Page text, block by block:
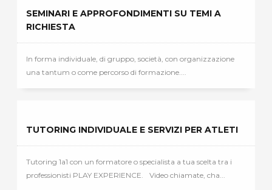
SEMINARI E APPROFONDIMENTI SU TEMI A
RICHIESTA
In forma individuale, di gruppo, società, con organizzazione
una tantum o come percorso di formazione....
TUTORING INDIVIDUALE E SERVIZI PER ATLETI
Tutoring 1a1 con un formatore o specialista a tua scelta tra i
professionisti PLAY EXPERIENCE. Video chiamate, cha...